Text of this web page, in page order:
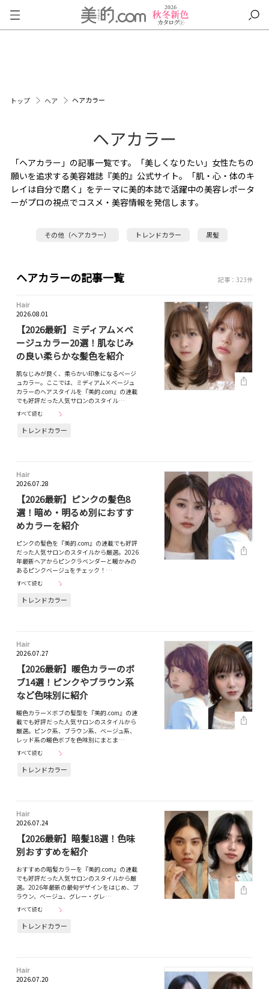
トップ ヘア ヘアカラー
ヘアカラー
「ヘアカラー」の記事一覧です。「美しくなりたい」女性たちの
願いを追求する美容雑誌『美的』公式サイト。「肌・心・体のキ
レイは自分で磨く」をテーマに美的本誌で活躍中の美容レポータ
ーがプロの視点でコスメ・美容情報を発信します。
その他（ヘアカラー） トレンドカラー 黒髪
ヘアカラーの記事一覧 記事：323件
Hair
2026.08.01
【2026最新】ミディアム×ベ
ージュカラー20選！肌なじみ
の良い柔らかな髪色を紹介
肌なじみが良く、柔らかい印象になるベージ
ュカラー。ここでは、ミディアム×ベージュ
カラーのヘアスタイルを『美的.com』の連載
でも好評だった人気サロンのスタイル…
すべて読む
トレンドカラー
Hair
2026.07.28
【2026最新】ピンクの髪色8
選！暗め・明るめ別におすす
めカラーを紹介
ピンクの髪色を『美的.com』の連載でも好評
だった人気サロンのスタイルから厳選。2026
年最新ヘアからピンクラベンダーと暖かみの
あるピンクベージュをチェック！…
すべて読む
トレンドカラー
Hair
2026.07.27
【2026最新】暖色カラーのボ
ブ14選！ピンクやブラウン系
など色味別に紹介
暖色カラー×ボブの髪型を『美的.com』の連
載でも好評だった人気サロンのスタイルから
厳選。ピンク系、ブラウン系、ベージュ系、
レッド系の暖色ボブを色味別にまとま…
すべて読む
トレンドカラー
Hair
2026.07.24
【2026最新】暗髪18選！色味
別おすすめを紹介
おすすめの暗髪カラーを『美的.com』の連載
でも好評だった人気サロンのスタイルから厳
選。2026年最新の最旬デザインをはじめ、ブ
ラウン、ベージュ、グレー・グレ…
すべて読む
トレンドカラー
Hair
2026.07.20